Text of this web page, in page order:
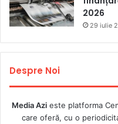
2026
29 iulie
Despre Noi
Media Azieste platforma
care oferă, cu o